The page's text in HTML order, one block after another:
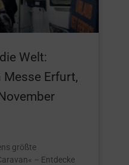
Welt:
Messe Erfurt,
größte
– Entdecke